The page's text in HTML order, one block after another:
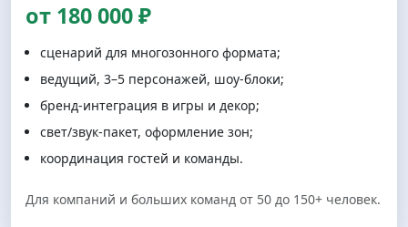
от 180 000 ₽
сценарий для многозонного формата;
ведущий, 3–5 персонажей, шоу-блоки;
бренд‑интеграция в игры и декор;
свет/звук‑пакет, оформление зон;
координация гостей и команды.
Для компаний и больших команд от 50 до 150+ человек.